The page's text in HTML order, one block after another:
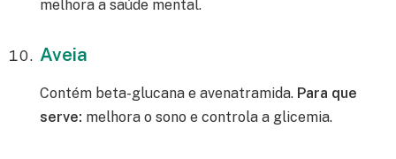
melhora a saúde mental.
Aveia
Contém beta-glucana e avenatramida. Para que
serve: melhora o sono e controla a glicemia.